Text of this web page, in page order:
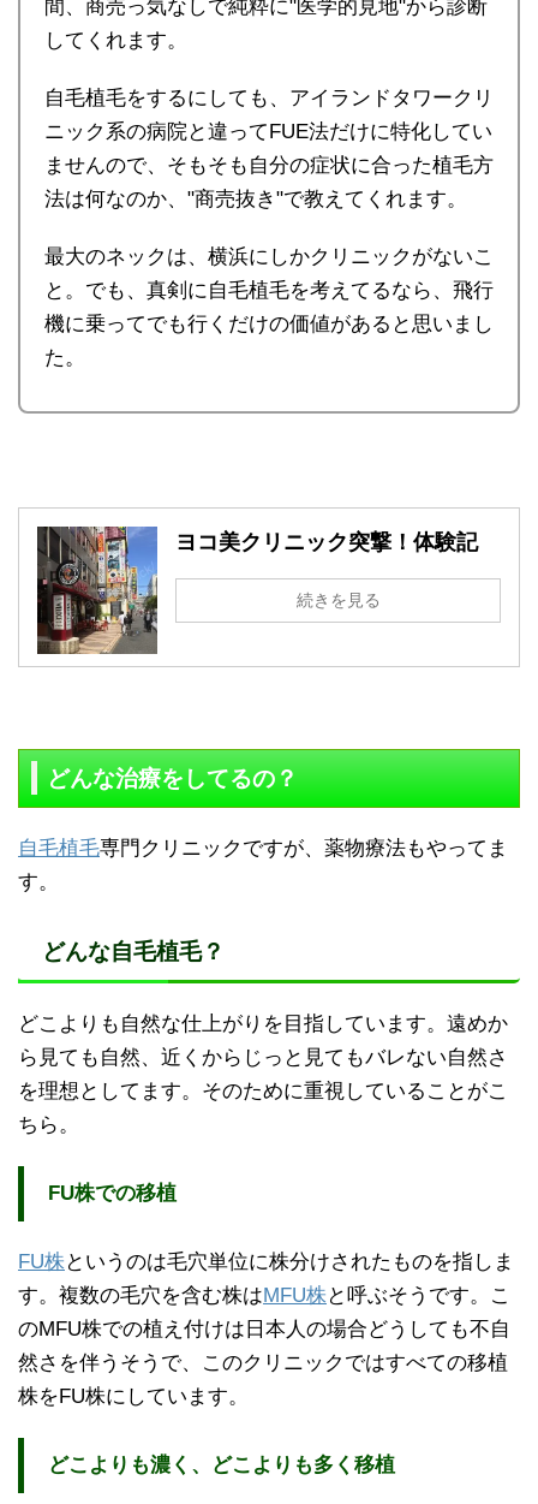
間、商売っ気なしで純粋に"医学的見地"から診断
してくれます。
自毛植毛をするにしても、アイランドタワークリ
ニック系の病院と違ってFUE法だけに特化してい
ませんので、そもそも自分の症状に合った植毛方
法は何なのか、"商売抜き"で教えてくれます。
最大のネックは、横浜にしかクリニックがないこ
と。でも、真剣に自毛植毛を考えてるなら、飛行
機に乗ってでも行くだけの価値があると思いまし
た。
ヨコ美クリニック突撃！体験記
続きを見る
どんな治療をしてるの？
自毛植毛専門クリニックですが、薬物療法もやってま
す。
どんな自毛植毛？
どこよりも自然な仕上がりを目指しています。遠めか
ら見ても自然、近くからじっと見てもバレない自然さ
を理想としてます。そのために重視していることがこ
ちら。
FU株での移植
FU株 というのは毛穴単位に株分けされたものを指しま
す。複数の毛穴を含む株はMFU株 と呼ぶそうです。こ
のMFU株での植え付けは日本人の場合どうしても不自
然さを伴うそうで、このクリニックではすべての移植
株をFU株にしています。
どこよりも濃く、どこよりも多く移植